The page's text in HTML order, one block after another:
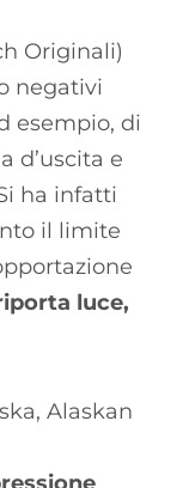
Originali)
negativi
esempio, di
d’uscita e
ha infatti
il limite
luce,
Alaskan